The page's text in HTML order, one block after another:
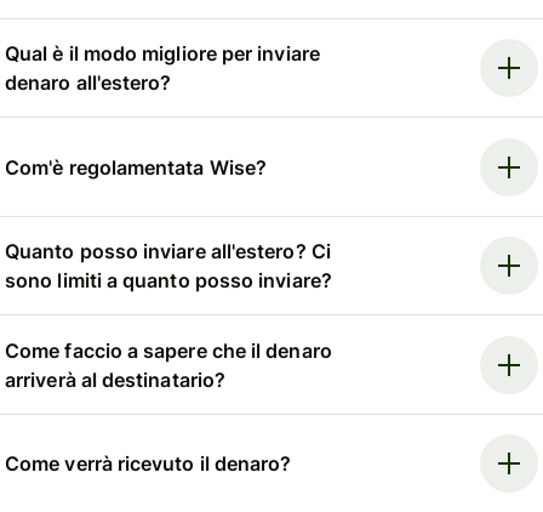
Qual è il modo migliore per inviare
denaro all'estero?
Com'è regolamentata Wise?
Quanto posso inviare all'estero? Ci
sono limiti a quanto posso inviare?
Come faccio a sapere che il denaro
arriverà al destinatario?
Come verrà ricevuto il denaro?